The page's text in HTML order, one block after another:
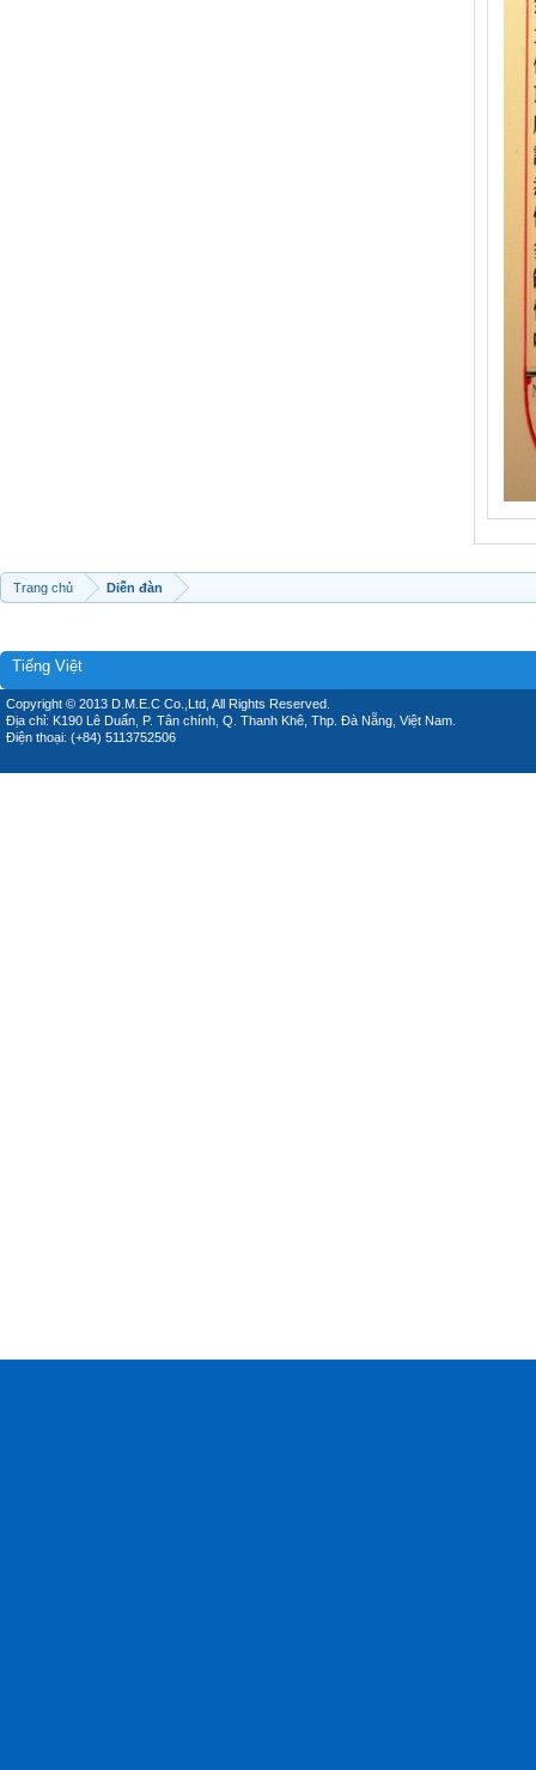
Trang chủ Diễn đàn
Tiếng Việt
Copyright © 2013 D.M.E.C Co.,Ltd, All Rights Reserved.
Địa chỉ: K190 Lê Duẩn, P. Tân chính, Q. Thanh Khê, Thp. Đà Nẵng, Việt Nam.
Điện thoại: (+84) 5113752506